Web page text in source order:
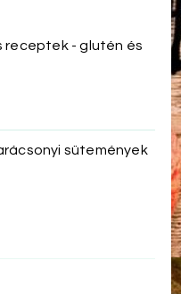
receptek - glutén és
sütemények